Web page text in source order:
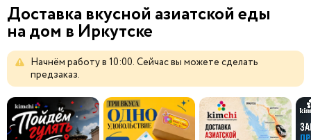
Доставка вкусной азиатской еды
на дом в Иркутске
Начнём работув 10:00. Сейчасвы можете сделать
предзаказ.